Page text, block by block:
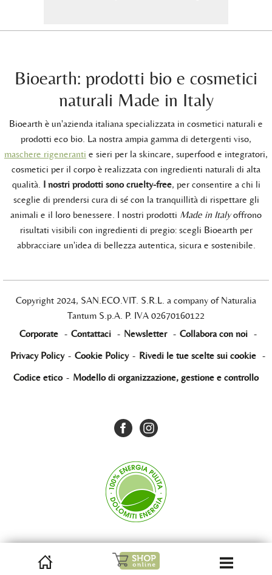
Bioearth: prodotti bio e cosmetici
naturali Made in Italy
Bioearth è un'azienda italiana specializzata in cosmetici naturali e
prodotti eco bio. La nostra ampia gamma di detergenti viso,
maschere rigeneranti e sieri per la skincare, superfood e integratori,
cosmetici per il corpo è realizzata con ingredienti naturali di alta
qualità. I nostri prodotti sono cruelty-free, per consentire a chi li
sceglie di prendersi cura di sé con la tranquillità di rispettare gli
animali e il loro benessere. I nostri prodotti Made in Italyoffrono
risultati visibili con ingredienti di pregio: scegli Bioearth per
abbracciare un'idea di bellezza autentica, sicura e sostenibile.
Copyright 2024, SAN.ECO.VIT. S.R.L. a company of Naturalia
Tantum S.p.A. P. IVA 02670160122
Corporate - Contattaci - Newsletter - Collabora con noi -
Privacy Policy - Cookie Policy - Rivedi le tue scelte sui cookie -
Codice etico - Modello di organizzazione, gestione e controllo